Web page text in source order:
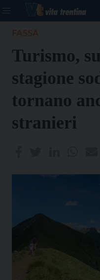
Turismo,
stagione
tornano
stranieri